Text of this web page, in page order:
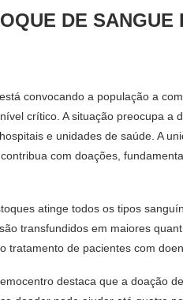
DE SANGUE
convocando a população a
crítico. A situação preocupa a
e unidades de saúde. A
com doações,
atinge todos os tipos
transfundidos em maiores
tratamento de pacientes com
destaca que a doação